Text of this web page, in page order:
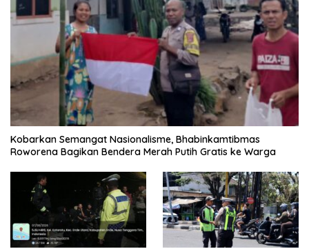
Kobarkan Semangat Nasionalisme, Bhabinkamtibmas
Roworena Bagikan Bendera Merah Putih Gratis ke Warga